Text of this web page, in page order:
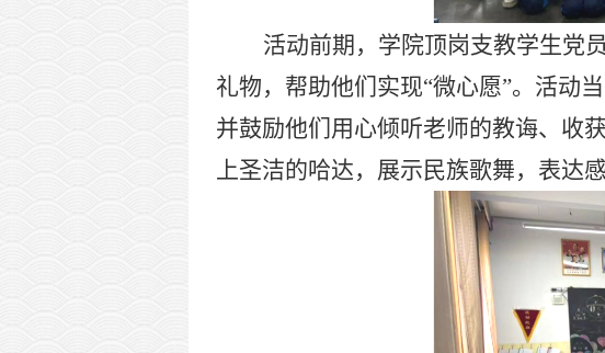
活动前期，学院顶岗支教学生党
礼物，帮助他们实现“微心愿”。活动
并鼓励他们用心倾听老师的教诲、收
上圣洁的哈达，展示民族歌舞，表达感